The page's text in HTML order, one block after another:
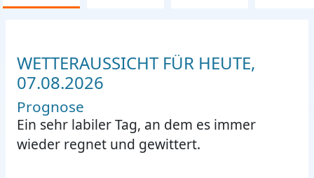
WETTERAUSSICHT FÜR HEUTE,
07.08.2026
Prognose
Ein sehr labiler Tag, an dem es immer
wieder regnet und gewittert.